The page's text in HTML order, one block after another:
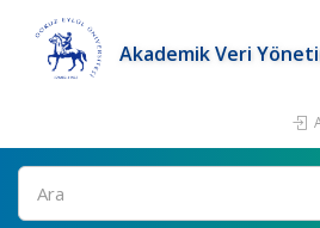
Akademik Veri
Ara